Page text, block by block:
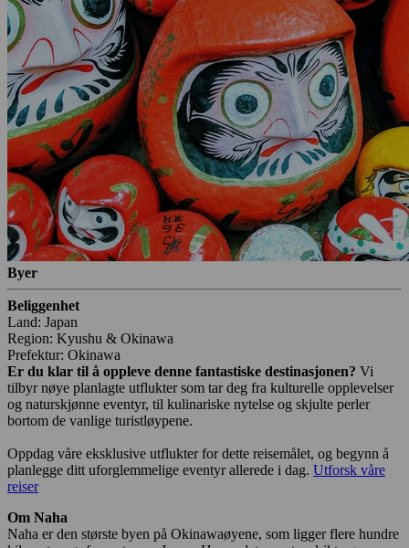
Byer
Beliggenhet
Land: Japan
Region: Kyushu & Okinawa
Prefektur: Okinawa
Er du klar til å oppleve denne fantastiske destinasjonen? Vi
tilbyr nøye planlagte utflukter som tar deg fra kulturelle opplevelser
og naturskjønne eventyr, til kulinariske nytelse og skjulte perler
bortom de vanlige turistløypene.
Oppdag våre eksklusive utflukter for dette reisemålet, og begynn å
planlegge ditt uforglemmelige eventyr allerede i dag. Utforsk våre
reiser
Om Naha
Naha er den største byen på Okinawaøyene, som ligger flere hundre